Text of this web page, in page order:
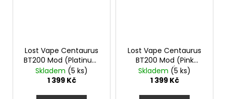
Lost Vape Centaurus
BT200 Mod (Platinum
Crest)
Skladem (5 ks)
1 399 Kč
Lost Vape Centaurus
BT200 Mod (Pink
Purple)
Skladem (5 ks)
1 399 Kč